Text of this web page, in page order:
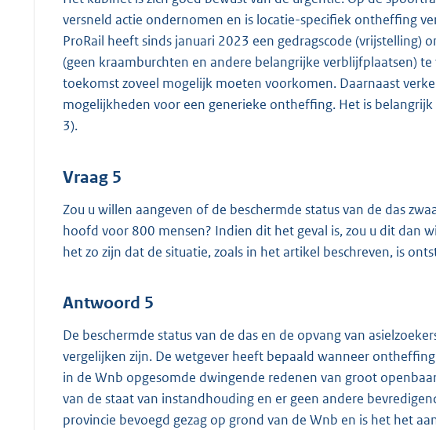
versneld actie ondernomen en is locatie-specifiek ontheffing
ProRail heeft sinds januari 2023 een gedragscode
(geen kraamburchten en andere belangrijke verblijfplaatsen)
toekomst zoveel mogelijk moeten voorkomen. Daarnaast
mogelijkheden voor een generieke ontheffing. Het is
3).
Vraag 5
Zou u willen aangeven of de beschermde status van de das
hoofd voor 800 mensen? Indien dit het geval is, zou u dit dan
het zo zijn dat de situatie, zoals in het artikel beschreven, is
Antwoord 5
De beschermde status van de das en de opvang van
vergelijken zijn. De wetgever heeft bepaald wanneer
in de Wnb opgesomde dwingende redenen van groot
van de staat van instandhouding en er geen andere
provincie bevoegd gezag op grond van de Wnb en is het het